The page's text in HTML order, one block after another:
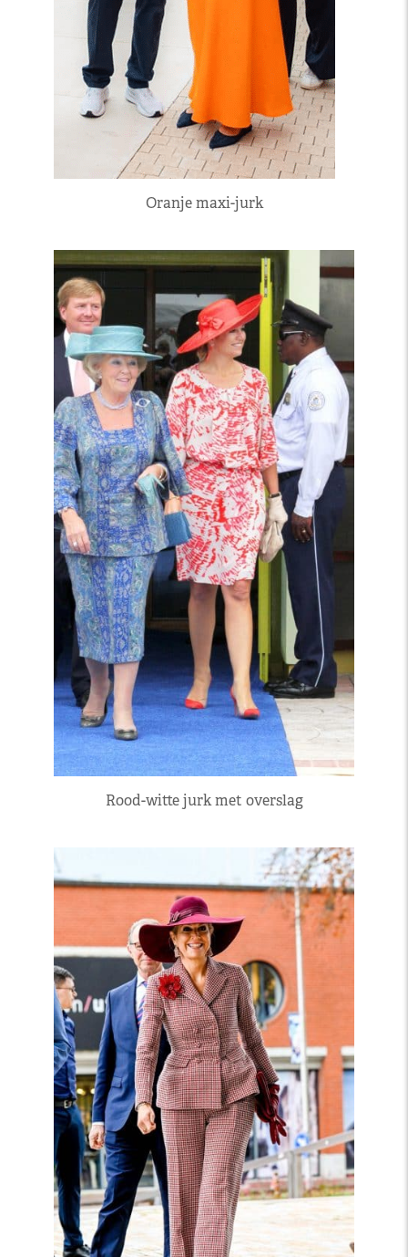
Oranje maxi-jurk
Rood-witte jurk met overslag